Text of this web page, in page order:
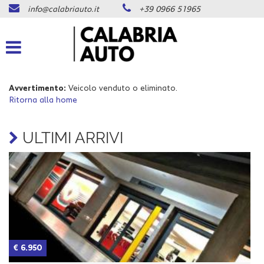
info@calabriauto.it +39 0966 51965
Avvertimento: Veicolo venduto o eliminato.
Ritorna alla home
ULTIMI ARRIVI
€ 6.950
preferenze
di
Il
seguente
consente
di
esprimere
le
tue
preferenze
consenso
tecnologie
di